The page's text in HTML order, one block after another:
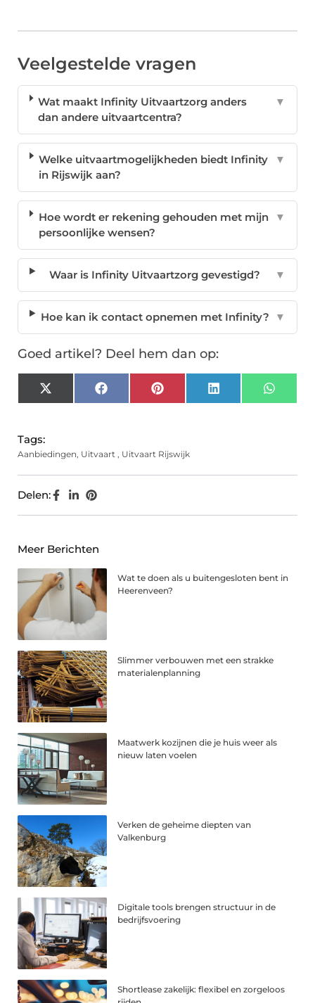
Veelgestelde vragen
Wat maakt Infinity Uitvaartzorg anders
dan andere uitvaartcentra?
▼
Welke uitvaartmogelijkheden biedt Infinity
in Rijswijk aan?
▼
Hoe wordt er rekening gehouden met mijn
persoonlijke wensen?
▼
Waar is Infinity Uitvaartzorg gevestigd? ▼
Hoe kan ik contact opnemen met Infinity? ▼
Goed artikel? Deel hem dan op:
X
(Twitter)
FacebookPinterest LinkedIn
Tags:
Aanbiedingen, Uitvaart , Uitvaart Rijswijk
Delen:
Meer Berichten
Wat te doen als u buitengesloten bent in
Heerenveen?
Slimmer verbouwen met een strakke
materialenplanning
Maatwerk kozijnen die je huis weer als
nieuw laten voelen
Verken de geheime diepten van
Valkenburg
Digitale tools brengen structuur in de
bedrijfsvoering
Shortlease zakelijk: flexibel en zorgeloos